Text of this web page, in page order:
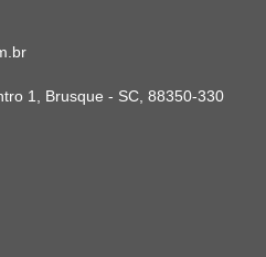
1, Brusque - SC, 88350-330